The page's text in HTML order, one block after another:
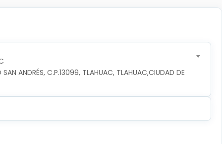
ANDRÉS, C.P.13099, TLAHUAC, TLAHUAC,CIUDAD DE